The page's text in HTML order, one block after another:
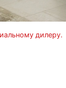
дилеру.